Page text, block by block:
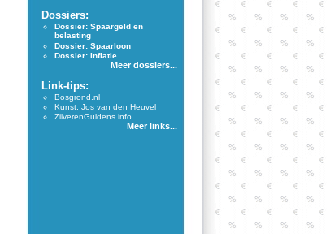
Dossiers:
Dossier: Spaargeld en
belasting
Dossier: Spaarloon
Dossier: Inflatie
Meer dossiers...
Link-tips:
Bosgrond.nl
Kunst: Jos van den Heuvel
ZilverenGuldens.info
Meer links...